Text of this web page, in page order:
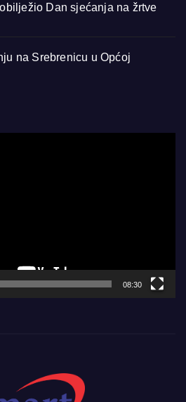
Dan sjećanja na žrtve
na Srebrenicu u Općoj
08:30